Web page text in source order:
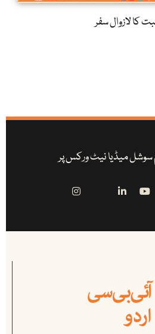
کا لازوال سفر
میڈیا نیٹ ورکس پر